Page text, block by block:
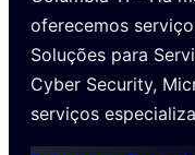
oferecemos
Soluções para
Cyber Security,
serviços